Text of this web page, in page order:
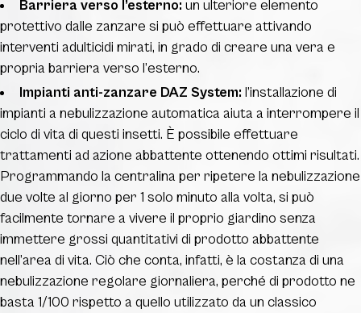
Barriera verso l’esterno: un ulteriore elemento
protettivo dalle zanzare si può effettuare attivando
interventi adulticidi mirati, in grado di creare una vera e
propria barriera verso l’esterno.
Impianti anti-zanzare DAZ System: l’installazione di
impianti a nebulizzazione automatica aiuta a interrompere il
ciclo di vita di questi insetti. È possibile effettuare
trattamenti ad azione abbattente ottenendo ottimi risultati.
Programmando la centralina per ripetere la nebulizzazione
due volte al giorno per 1 solo minuto alla volta, si può
facilmente tornare a vivere il proprio giardino senza
immettere grossi quantitativi di prodotto abbattente
nell’area di vita. Ciò che conta, infatti, è la costanza di una
nebulizzazione regolare giornaliera, perché di prodotto ne
basta 1/100 rispetto a quello utilizzato da un classico